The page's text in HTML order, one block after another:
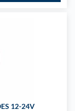
12-24V